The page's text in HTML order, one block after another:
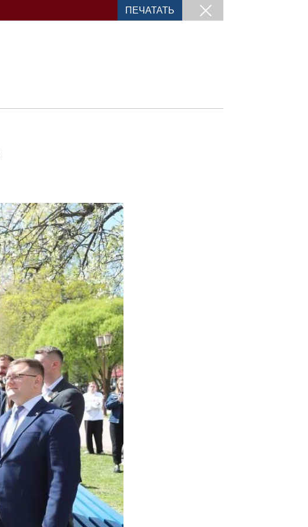
ПЕЧАТАТЬ